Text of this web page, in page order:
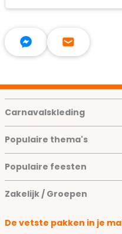
Carnavalskleding
Populaire thema's
Populaire feesten
Zakelijk / Groepen
De vetste pakken in je